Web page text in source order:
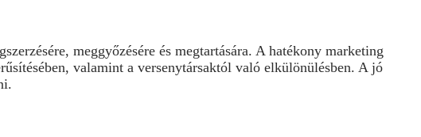
meggyőzésére és megtartására. A hatékony marketing
valamint a versenytársaktól való elkülönülésben. A jó